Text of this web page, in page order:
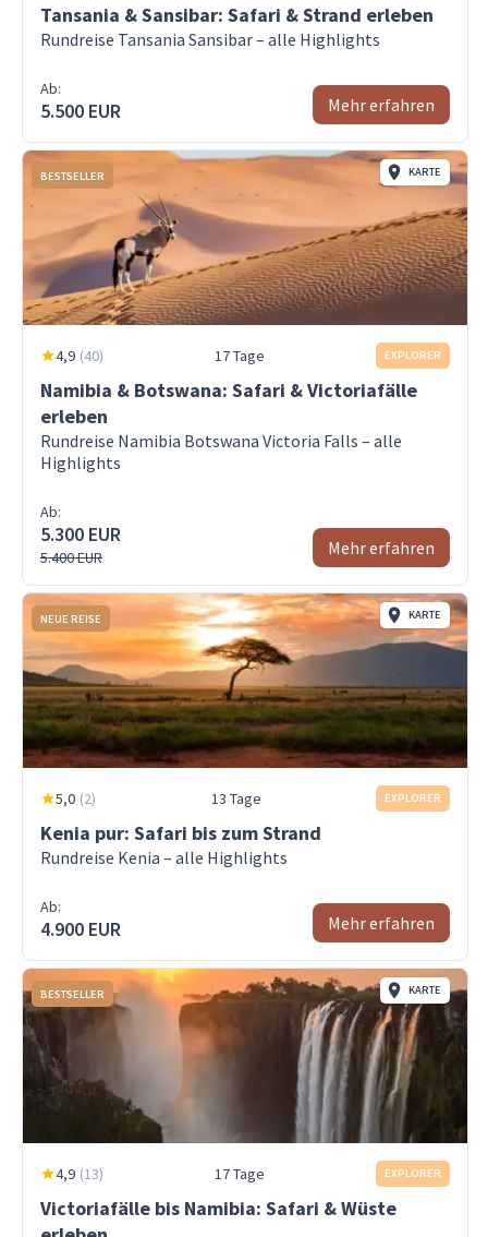
Tansania & Sansibar: Safari & Strand erleben
Rundreise Tansania Sansibar – alle Highlights
Ab:
5.500 EUR Mehr erfahren
BESTSELLER KARTE
4,9 (40) 17 Tage EXPLORER
Namibia & Botswana: Safari & Victoriafälle
erleben
Rundreise Namibia Botswana Victoria Falls – alle
Highlights
Ab:
5.300 EUR
5.400 EUR Mehr erfahren
NEUE REISE KARTE
5,0 (2) 13 Tage EXPLORER
Kenia pur: Safari bis zum Strand
Rundreise Kenia – alle Highlights
Ab:
4.900 EUR Mehr erfahren
BESTSELLER KARTE
4,9 (13) 17 Tage EXPLORER
Victoriafälle bis Namibia: Safari & Wüste